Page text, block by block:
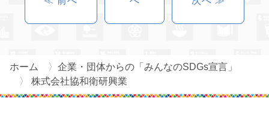
ホーム
企業・団体からの「みんなのSDGs宣言」
株式会社協和衛研興業